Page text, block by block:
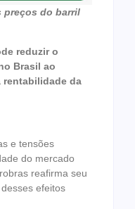
preços do barril
reduzir o
Brasil ao
rentabilidade da
e tensões
do mercado
reafirma seu
efeitos